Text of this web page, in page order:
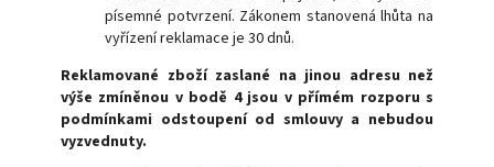
písemné potvrzení. Zákonem stanovená lhůta na
vyřízení reklamace je 30 dnů.
Reklamované zboží zaslané na jinou adresu než
výše zmíněnou v bodě 4 jsou v přímém rozporu s
podmínkami odstoupení od smlouvy a nebudou
vyzvednuty.